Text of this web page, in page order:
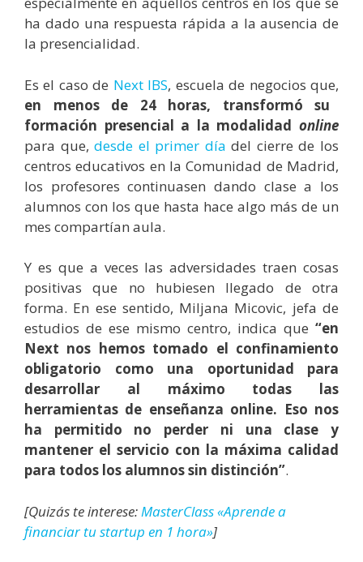
ha dado una respuesta rápida a la ausencia de
la presencialidad.
Es el caso de Next IBS, escuela de negocios que,
en menos de 24 horas, transformó su
formación presencial a la modalidad online
para que,desde el primer día del cierre de los
centros educativos en la Comunidad de Madrid,
los profesores continuasen dando clase a los
alumnos con los que hasta hace algo más de un
mes compartían aula.
Y es que a veces las adversidades traen cosas
positivas que no hubiesen llegado de otra
forma. En ese sentido, Miljana Micovic, jefa de
estudios de ese mismo centro, indica que “en
Next nos hemos tomado el confinamiento
obligatorio como una oportunidad para
desarrollar al máximo todas las
herramientas de enseñanza online. Eso nos
ha permitido no perder ni una clase y
mantener el servicio con la máxima calidad
para todos los alumnos sin distinción”.
[Quizás te interese:MasterClass «Aprende a
financiar tu startup en 1 hora»]